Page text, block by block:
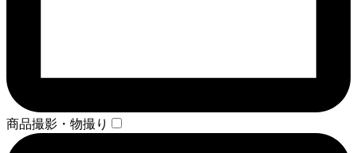
商品撮影・物撮り